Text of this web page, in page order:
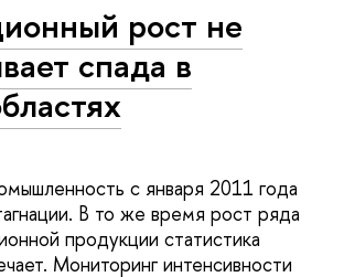
рост не
спада в
с января 2011 года
В то же время рост ряда
продукции статистика
Мониторинг интенсивности